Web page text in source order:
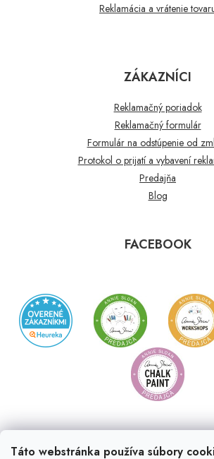
Táto webstránka používa súbory
Reklamácia a vrátenie
ZÁKAZNÍCI
Reklamačný poriadok
Reklamačný formulár
Formulár na odstúpenie od
Protokol o prijatí a vybavení
Predajňa
Blog
FACEBOOK